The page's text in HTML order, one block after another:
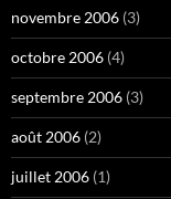
novembre 2006 (3)
octobre 2006 (4)
septembre 2006 (3)
août 2006 (2)
juillet 2006 (1)